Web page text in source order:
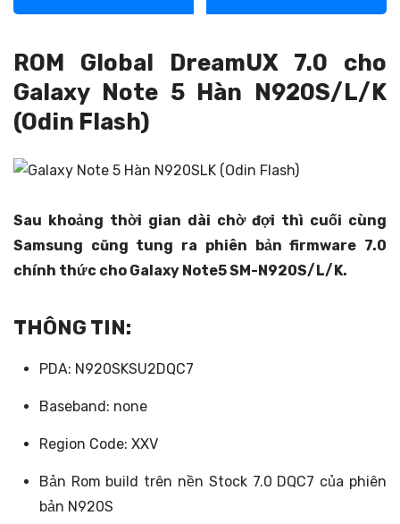
ROM Global DreamUX 7.0 cho
Galaxy Note 5 Hàn N920S/L/K
(Odin Flash)
Sau khoảng thời gian dài chờ đợi thì cuối cùng
Samsung cũng tung ra phiên bản firmware 7.0
chính thức cho Galaxy Note5 SM-N920S/L/K.
THÔNG TIN:
PDA: N920SKSU2DQC7
Baseband: none
Region Code: XXV
Bản Rom build trên nền Stock 7.0 DQC7 của phiên
bản N920S